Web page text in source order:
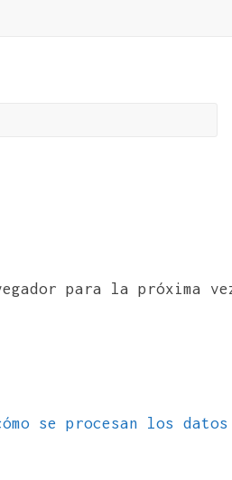
para la próxima
se procesan los datos